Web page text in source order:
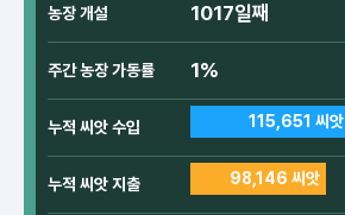
농장 개설 1017일째
주간 농장 가동률 1%
누적 씨앗 수입 115,651 씨앗
누적 씨앗 지출 98,146 씨앗